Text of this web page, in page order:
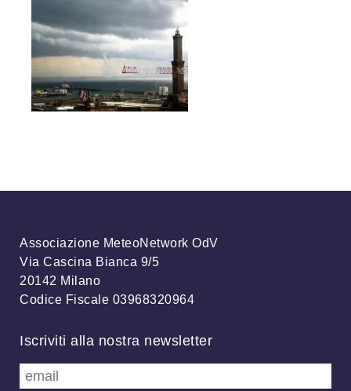
Associazione MeteoNetwork OdV
Via Cascina Bianca 9/5
20142 Milano
Codice Fiscale 03968320964
Iscriviti alla nostra newsletter